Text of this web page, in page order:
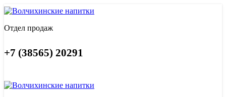
Отдел продаж
+7 (38565) 20291